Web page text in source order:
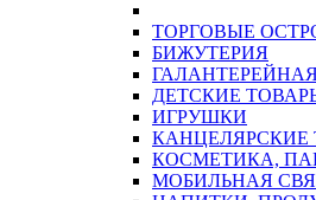
ТОРГОВЫЕ
БИЖУТЕРИЯ
ДЕТСКИЕ
ИГРУШКИ
КАНЦЕЛЯРСКИЕ
КОСМЕТИКА,
МОБИЛЬНАЯ